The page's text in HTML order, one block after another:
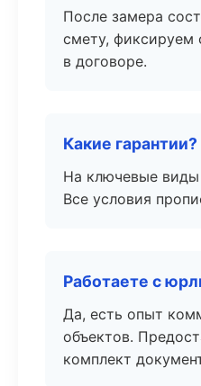
После замера
смету, фиксируем
в договоре.
Какие гарантии?
На ключевые
Все условия
Работаете с
Да, есть опыт
объектов.
комплект